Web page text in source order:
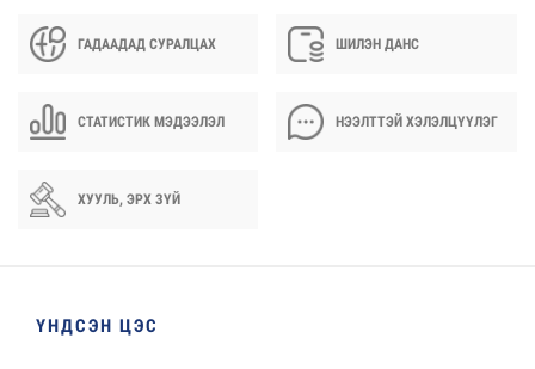
ГАДААДАД СУРАЛЦАХ ШИЛЭН ДАНС
СТАТИСТИК МЭДЭЭЛЭЛ НЭЭЛТТЭЙ ХЭЛЭЛЦҮҮЛЭГ
ХУУЛЬ, ЭРХ ЗҮЙ
ҮНДСЭН ЦЭС